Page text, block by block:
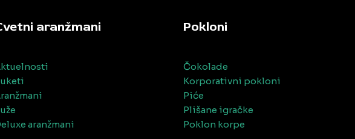
aranžmani
aranžmani
Pokloni
Čokolade
Korporativni pokloni
Piće
Plišane igračke
Poklon korpe